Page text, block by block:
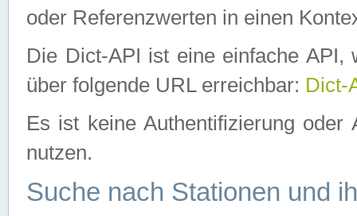
oder Referenzwerten in einen
Die Dict-API ist eine einfache API,
über folgende URL erreichbar: Dict-
Es ist keine Authentifizierung
nutzen.
Suche nach Stationen und